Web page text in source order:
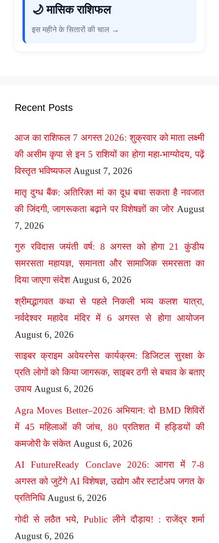
🌙 मासिक राशिफल
इस महीने के सितारों की चाल →
Recent Posts
आज का राशिफल 7 अगस्त 2026: शुक्रवार को माता लक्ष्मी
की असीम कृपा से इन 5 राशियों का होगा महा-भाग्योदय, पढ़ें
विस्तृत भविष्यफल August 7, 2026
मातृ दुग्ध बैंक: अतिरिक्त मां का दूध बचा सकता है नवजात
की जिंदगी, जागरूकता बढ़ाने पर विशेषज्ञों का जोर August
7, 2026
गुरु रविदास जयंती वर्ष: 8 अगस्त को होगा 21 कुंडीय
समरसता महायज्ञ, समानता और सामाजिक समरसता का
दिया जाएगा संदेश August 6, 2026
श्रीमद्भागवत कथा से पहले निकली भव्य कलश यात्रा,
नर्वदेश्वर महादेव मंदिर में 6 अगस्त से होगा आयोजन
August 6, 2026
साइबर क्राइम अवेयरनेस कार्यक्रम: डिजिटल सुरक्षा के
प्रति लोगों को किया जागरूक, साइबर ठगी से बचाव के बताए
उपाय August 6, 2026
Agra Moves Better–2026 अभियान: दो BMD शिविरों
में 45 महिलाओं की जांच, 80 प्रतिशत में हड्डियों की
कमजोरी के संकेत August 6, 2026
AI FutureReady Conclave 2026: आगरा में 7-8
अगस्त को जुटेंगे AI विशेषज्ञ, उद्योग और स्टार्टअप जगत के
प्रतिनिधि August 6, 2026
गोदी से लठैत भये, Public लीने दौड़ाय! : राजेंद्र शर्मा
August 6, 2026